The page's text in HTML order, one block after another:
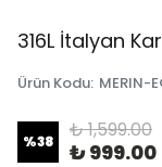
316L İtalyan
Ürün Kodu: MERIN-
%38 ₺ 1,599.00
₺ 999.00